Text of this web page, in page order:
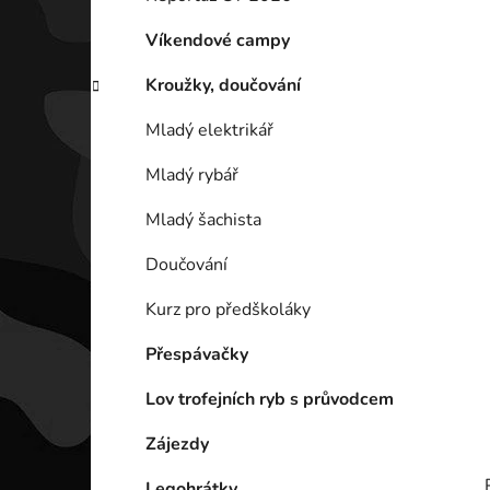
e
Víkendové campy
Kroužky, doučování
Mladý elektrikář
Mladý rybář
Mladý šachista
Doučování
Kurz pro předškoláky
Přespávačky
Lov trofejních ryb s průvodcem
Zájezdy